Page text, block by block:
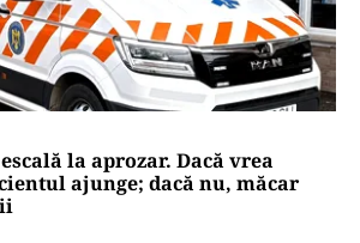
la aprozar. Dacă vrea
ajunge; dacă nu, măcar